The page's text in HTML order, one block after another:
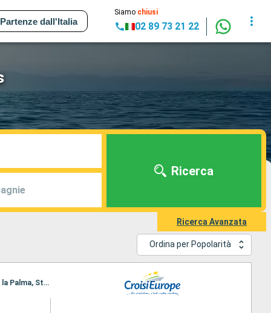
Partenze dall'Italia
Siamo chiusi
02 89 73 21 22
Ricerca
Ricerca Avanzata
Ordina per Popolarità
Itinerario : Arrecifes, Puerto del Rosario, Las Palmas, San Sebastian de la gomera, Santa Cruz de la Palma, St Cruz de Tenerife